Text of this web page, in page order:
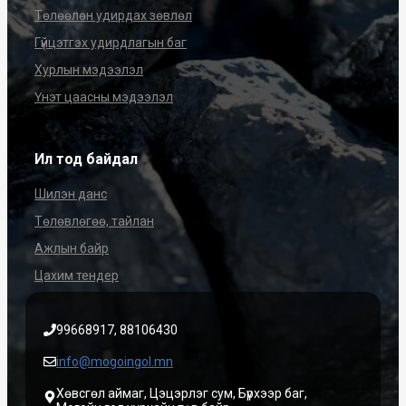
Төлөөлөн удирдах зөвлөл
Гүйцэтгэх удирдлагын баг
Хурлын мэдээлэл
Үнэт цаасны мэдээлэл
Ил тод байдал
Шилэн данс
Төлөвлөгөө, тайлан
Ажлын байр
Цахим тендер
99668917, 88106430
info@mogoingol.mn
Хөвсгөл аймаг, Цэцэрлэг сум, Бүрхээр баг,